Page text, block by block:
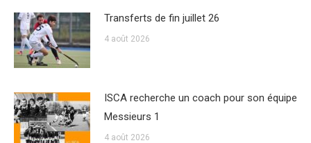
Transferts de fin juillet 26
4 août 2026
ISCA recherche un coach pour son équipe
Messieurs 1
4 août 2026